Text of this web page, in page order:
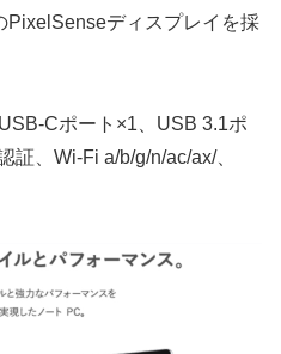
PixelSenseディスプレイを採
Cポート×1、USB 3.1ポ
証、Wi-Fi a/b/g/n/ac/ax/、